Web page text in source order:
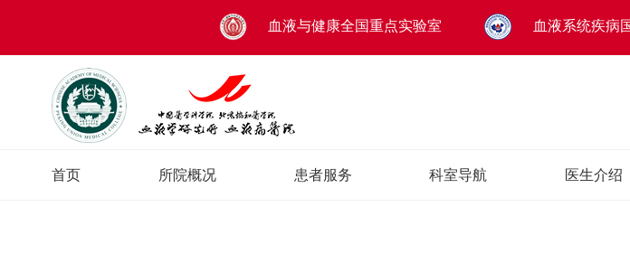
血液与健康全国重点实验室 血液系统疾病
首页 所院概况 患者服务 科室导航 医生介绍